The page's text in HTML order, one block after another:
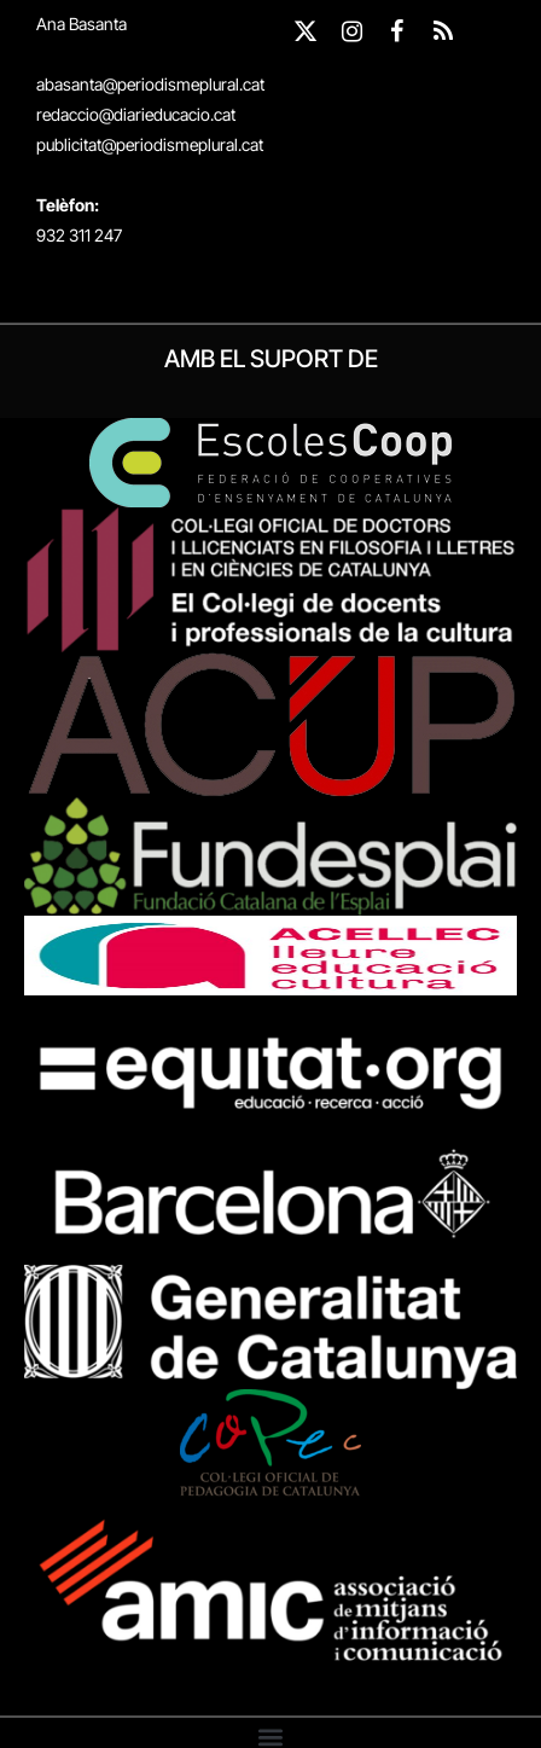
Ana Basanta
abasanta@periodismeplural.cat
redaccio@diarieducacio.cat
publicitat@periodismeplural.cat
Telèfon:
932 311 247
X
Instagram
Facebook
RSS
AMB EL SUPORT DE